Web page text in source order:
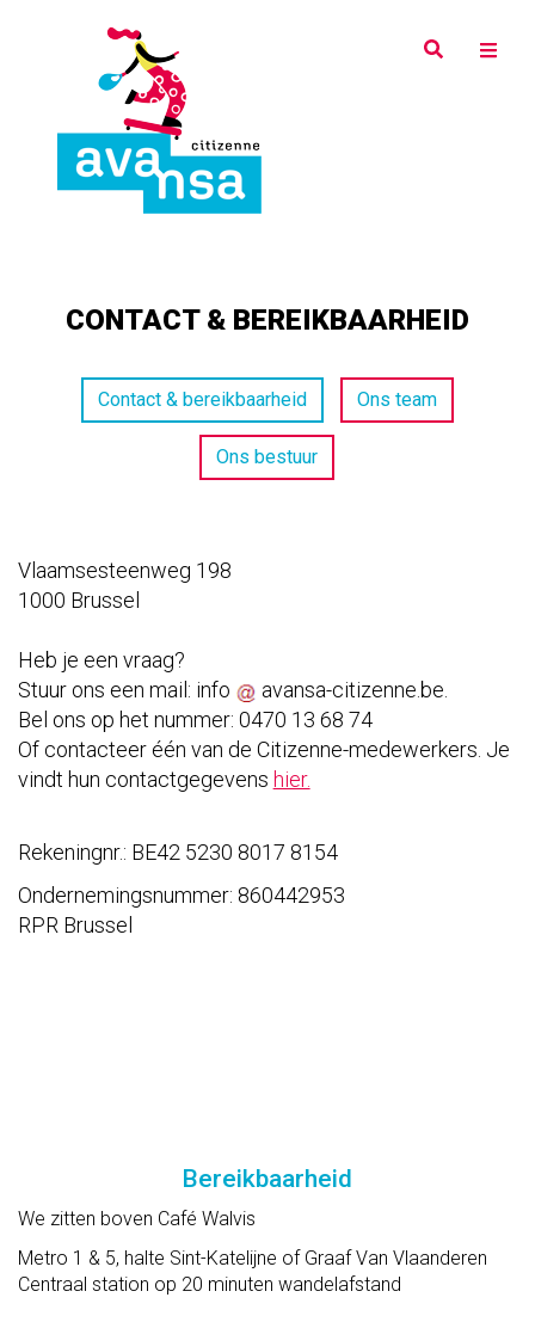
CONTACT & BEREIKBAARHEID
menu
Contact & bereikbaarheid Ons team
Ons bestuur
Vlaamsesteenweg 198
1000 Brussel
Heb je een vraag?
Stuur ons een mail: info avansa-citizenne.be
Bel ons op het nummer: 0470 13 68 74
Of contacteer één van de Citizenne-medewerkers. Je
vindt hun contactgegevens hier.
Rekeningnr.: BE42 5230 8017 8154
Ondernemingsnummer: 860442953
RPR Brussel
Bereikbaarheid
We zitten boven Café Walvis
Metro 1 & 5, halte Sint-Katelijne of Graaf Van Vlaanderen
Centraal station op 20 minuten wandelafstand